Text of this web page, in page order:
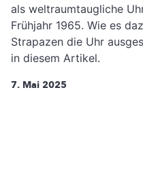
als weltraumtaugliche
Frühjahr 1965. Wie es
Strapazen die Uhr
in diesem Artikel.
7. Mai 2025